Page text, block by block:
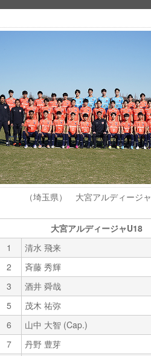
（埼玉県） 大宮アルディージ
大宮アルディージャU18
1
清水 飛来
2
斉藤 秀輝
3
酒井 舜哉
5
茂木 祐弥
6
山中 大智 (Cap.)
7
丹野 豊芽